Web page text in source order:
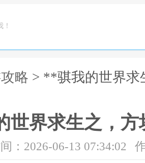
略 > **骐我的世界求
世界求生之，
：2026-06-13 07:34:02